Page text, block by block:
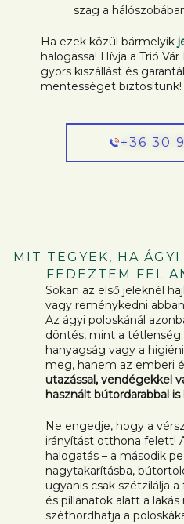
szag a
Ha ezek közül bármelyik
halogassa! Hívja a Trió
gyors kiszállást és
mentességet biztosítunk!
+36 30
MIT TEGYEK, HA
FEDEZTEM FEL
Sokan az első jeleknél
vagy reménykedni
Az ágyi poloskánál
döntés, mint a
hanyagság vagy a
meg, hanem az emberi
utazással, vendégekkel
használt bútordarabbal
Ne engedje, hogy a
irányítást otthona felett!
halogatás – a második
nagytakarításba,
ugyanis csak szétzilálja
és pillanatok alatt a
széthordhatja a